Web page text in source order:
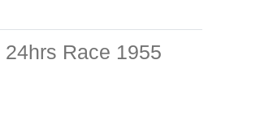
Race 1955